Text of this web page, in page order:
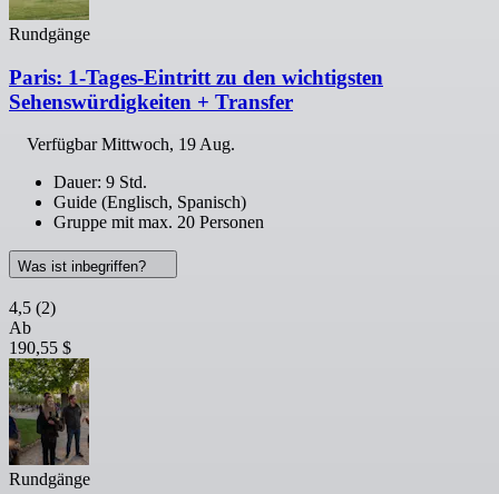
Rundgänge
Paris: 1-Tages-Eintritt zu den wichtigsten
Sehenswürdigkeiten + Transfer
VerfügbarMittwoch, 19 Aug.
Dauer: 9 Std.
Guide (Englisch, Spanisch)
Gruppe mit max. 20 Personen
Was ist inbegriffen?
4,5 (2)
Ab
190,55 $
Rundgänge